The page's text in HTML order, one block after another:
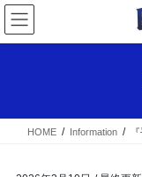
コ
ン
テ
ス
ナ
ビ
ゲ
ン
HOME Information